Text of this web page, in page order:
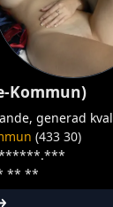
Kommun)
generad
(433 30)
** **